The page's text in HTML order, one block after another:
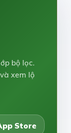
bộ lọc.
xem lộ
Store